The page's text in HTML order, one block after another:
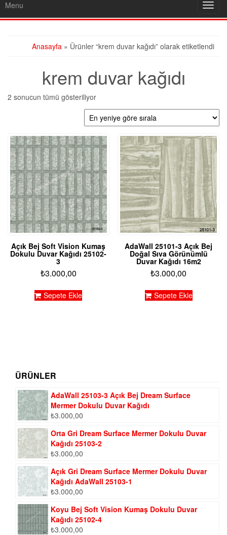
Menu
Anasayfa » Ürünler “krem duvar kağıdı” olarak etiketlendi
krem duvar kağıdı
2 sonucun tümü gösteriliyorEn
yeniye
göre
sıralandı
Açık Bej Soft Vision Kumaş
Dokulu Duvar Kağıdı 25102-
3
₺3.000,00
Sepete Ekle
AdaWall 25101-3 Açık Bej
Doğal Sıva Görünümlü
Duvar Kağıdı 16m2
₺3.000,00
Sepete Ekle
ÜRÜNLER
AdaWall 25103-3 Açık Bej Dream Surface
Mermer Dokulu Duvar Kağıdı
₺3.000,00
Orta Gri Dream Surface Mermer Dokulu Duvar
Kağıdı 25103-2
₺3.000,00
Açık Gri Dream Surface Mermer Dokulu Duvar
Kağıdı AdaWall 25103-1
₺3.000,00
Koyu Bej Soft Vision Kumaş Dokulu Duvar
Kağıdı 25102-4
₺3.000,00